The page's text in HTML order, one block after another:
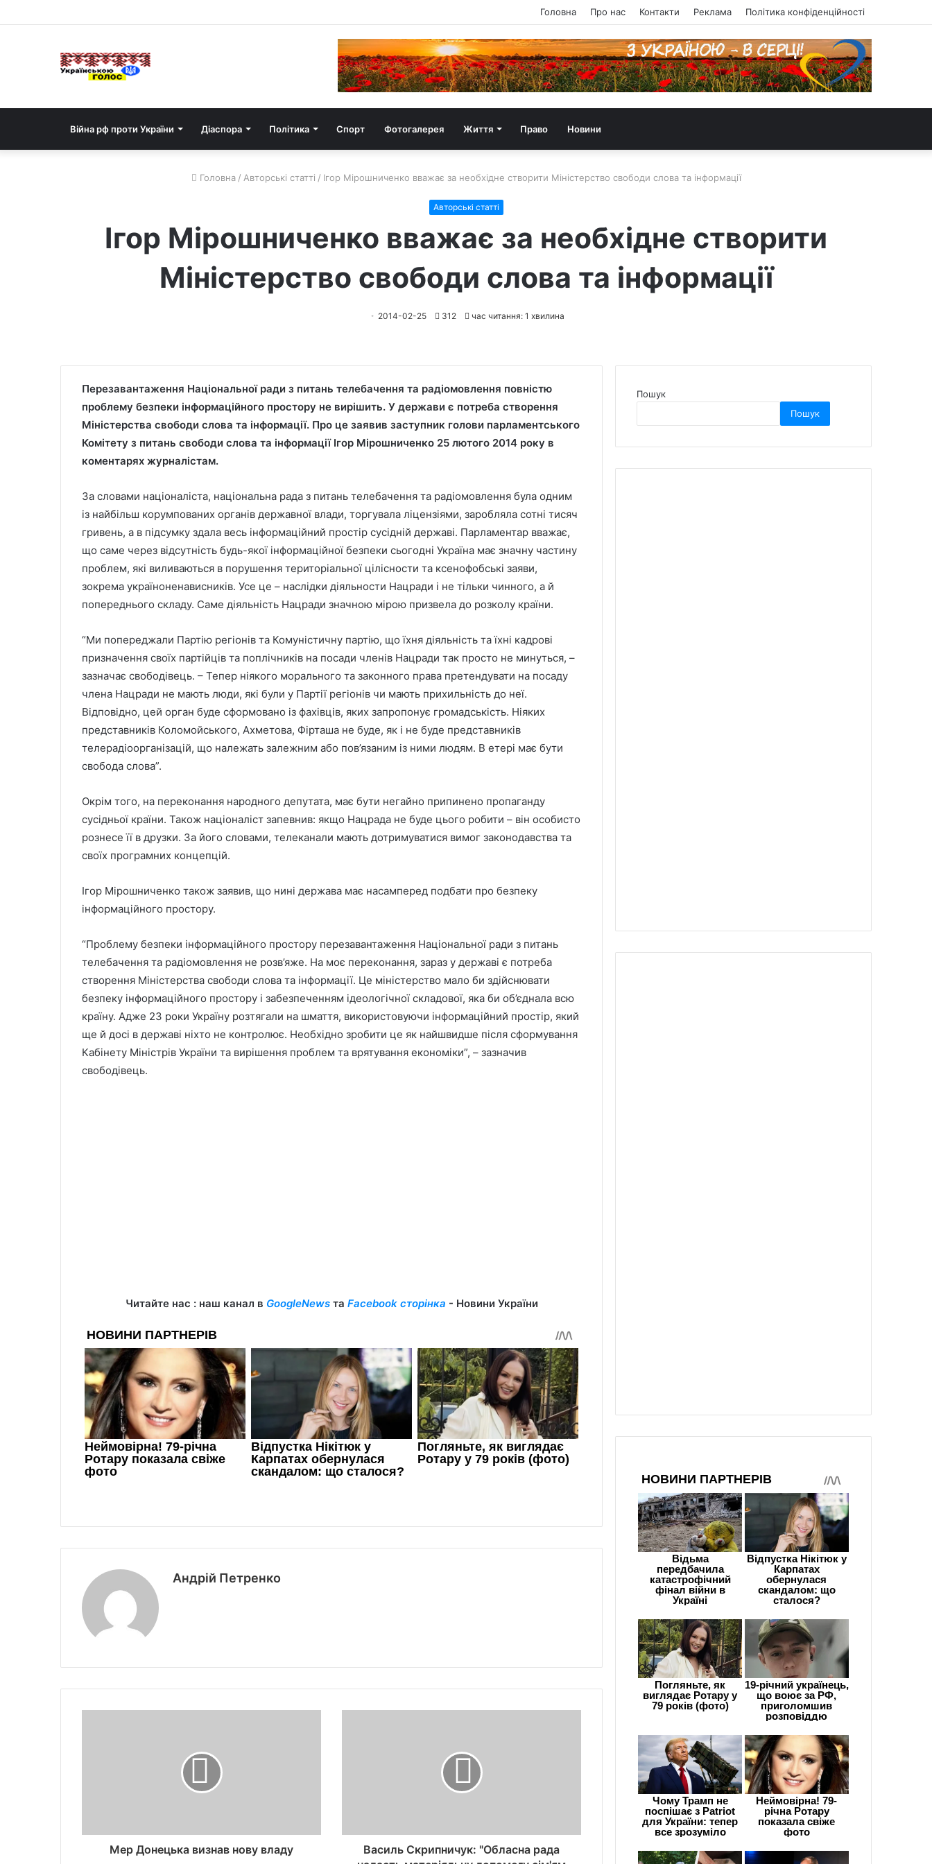
Головна Про нас Контакти Реклама Політика конфіденційності
Війна рф проти України Діаспора Політика Спорт Фотогалерея Життя Право Новини
Головна / Авторські статті / Ігор Мірошниченко вважає за необхідне створити Міністерство свободи слова та інформації
Авторські статті
Ігор Мірошниченко вважає за необхідне створити
Міністерство свободи слова та інформації
2014-02-25 312 час читання: 1 хвилина
Перезавантаження Національної ради з питань телебачення та радіомовлення повністю
проблему безпеки інформаційного простору не вирішить. У держави є потреба створення
Міністерства свободи слова та інформації. Про це заявив заступник голови парламентського
Комітету з питань свободи слова та інформації Ігор Мірошниченко 25 лютого 2014 року в
коментарях журналістам.
За словами націоналіста, національна рада з питань телебачення та радіомовлення була одним
із найбільш корумпованих органів державної влади, торгувала ліцензіями, заробляла сотні тисяч
гривень, а в підсумку здала весь інформаційний простір сусідній державі. Парламентар вважає,
що саме через відсутність будь-якої інформаційної безпеки сьогодні Україна має значну частину
проблем, які виливаються в порушення територіальної цілісности та ксенофобські заяви,
зокрема україноненависників. Усе це – наслідки діяльности Нацради і не тільки чинного, а й
попереднього складу. Саме діяльність Нацради значною мірою призвела до розколу країни.
“Ми попереджали Партію регіонів та Комуністичну партію, що їхня діяльність та їхні кадрові
призначення своїх партійців та поплічників на посади членів Нацради так просто не минуться, –
зазначає свободівець. – Тепер ніякого морального та законного права претендувати на посаду
члена Нацради не мають люди, які були у Партії регіонів чи мають прихильність до неї.
Відповідно, цей орган буде сформовано із фахівців, яких запропонує громадськість. Ніяких
представників Коломойського, Ахметова, Фірташа не буде, як і не буде представників
телерадіоорганізацій, що належать залежним або пов’язаним із ними людям. В етері має бути
свобода слова”.
Окрім того, на переконання народного депутата, має бути негайно припинено пропаганду
сусідньої країни. Також націоналіст запевнив: якщо Нацрада не буде цього робити – він особисто
рознесе її в друзки. За його словами, телеканали мають дотримуватися вимог законодавства та
своїх програмних концепцій.
Ігор Мірошниченко також заявив, що нині держава має насамперед подбати про безпеку
інформаційного простору.
“Проблему безпеки інформаційного простору перезавантаження Національної ради з питань
телебачення та радіомовлення не розв’яже. На моє переконання, зараз у державі є потреба
створення Міністерства свободи слова та інформації. Це міністерство мало би здійснювати
безпеку інформаційного простору і забезпеченням ідеологічної складової, яка би об’єднала всю
країну. Адже 23 роки Україну розтягали на шмаття, використовуючи інформаційний простір, який
ще й досі в державі ніхто не контролює. Необхідно зробити це як найшвидше після сформування
Кабінету Міністрів України та вирішення проблем та врятування економіки”, – зазначив
свободівець.
Читайте нас : наш канал в GoogleNewsта Facebook сторінка - Новини України
Андрій Петренко
Мер Донецька визнав нову владу
Василь Скрипничук: "Обласна рада
Пошук
Пошук